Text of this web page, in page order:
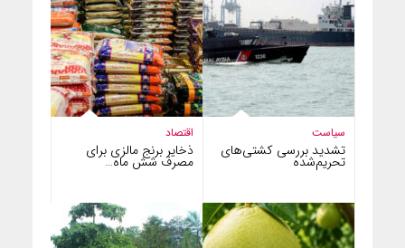
اقتصاد
ذخایر برنج مالزی برای
مصرف شش ماه…
سیاست
تشدید بررسی کشتی‌های
تحریم‌شده